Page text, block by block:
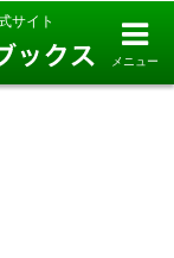
サイト
メニュー